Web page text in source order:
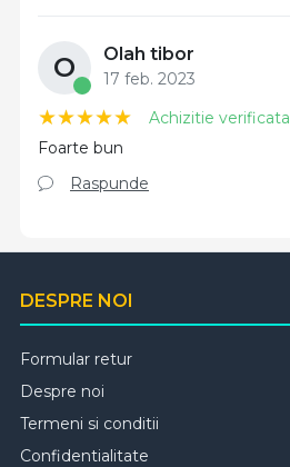
O Olah tibor
17 feb. 2023
Achizitie verificata
Foarte bun
Raspunde
DESPRE NOI
Formular retur
Despre noi
Termeni si conditii
Confidentialitate